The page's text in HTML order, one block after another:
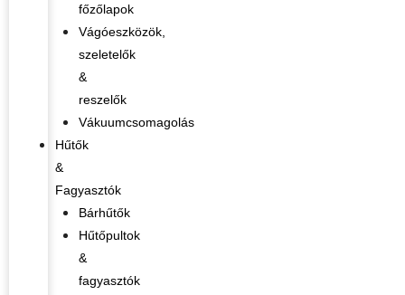
főzőlapok
Vágóeszközök,
szeletelők
&
reszelők
Vákuumcsomagolás
Hűtők
&
Fagyasztók
Bárhűtők
Hűtőpultok
&
fagyasztók